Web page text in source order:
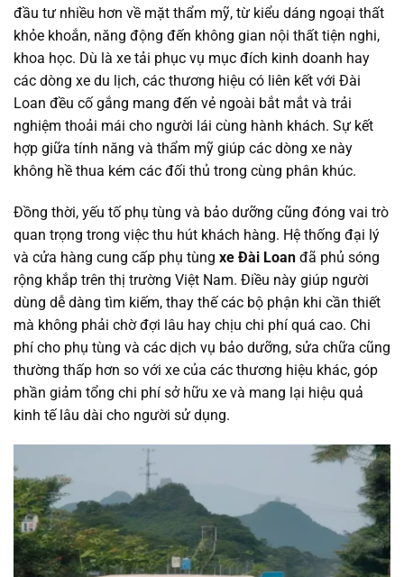
đầu tư nhiều hơn về mặt thẩm mỹ, từ kiểu dáng ngoại thất
khỏe khoắn, năng động đến không gian nội thất tiện nghi,
khoa học. Dù là xe tải phục vụ mục đích kinh doanh hay
các dòng xe du lịch, các thương hiệu có liên kết với Đài
Loan đều cố gắng mang đến vẻ ngoài bắt mắt và trải
nghiệm thoải mái cho người lái cùng hành khách. Sự kết
hợp giữa tính năng và thẩm mỹ giúp các dòng xe này
không hề thua kém các đối thủ trong cùng phân khúc.
Đồng thời, yếu tố phụ tùng và bảo dưỡng cũng đóng vai trò
quan trọng trong việc thu hút khách hàng. Hệ thống đại lý
và cửa hàng cung cấp phụ tùng xe Đài Loan đã phủ sóng
rộng khắp trên thị trường Việt Nam. Điều này giúp người
dùng dễ dàng tìm kiếm, thay thế các bộ phận khi cần thiết
mà không phải chờ đợi lâu hay chịu chi phí quá cao. Chi
phí cho phụ tùng và các dịch vụ bảo dưỡng, sửa chữa cũng
thường thấp hơn so với xe của các thương hiệu khác, góp
phần giảm tổng chi phí sở hữu xe và mang lại hiệu quả
kinh tế lâu dài cho người sử dụng.